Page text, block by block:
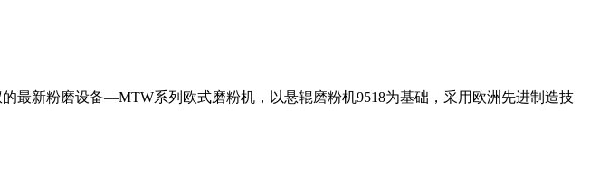
最新粉磨设备—MTW系列欧式磨粉机，以悬辊磨粉机9518为基础，采用欧洲先进制造技